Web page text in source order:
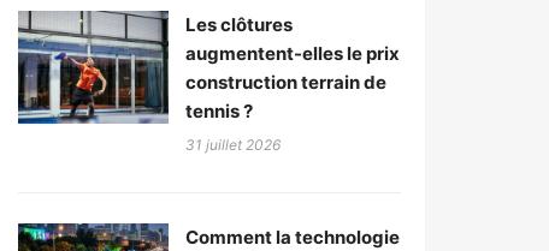
Les clôtures
augmentent-elles le prix
construction terrain de
tennis ?
31 juillet 2026
Comment la technologie